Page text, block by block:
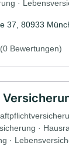
·
37, 80933
(0 Bewertungen)
·
·